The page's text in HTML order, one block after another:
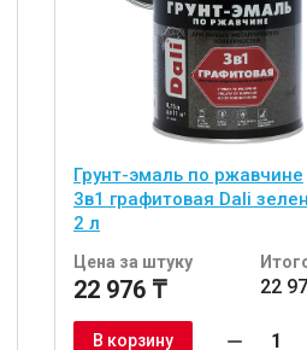
Грунт-эмаль по ржавчине
3в1 графитовая Dali
2 л
Цена за штуку
22 976 ₸ 22
В корзину